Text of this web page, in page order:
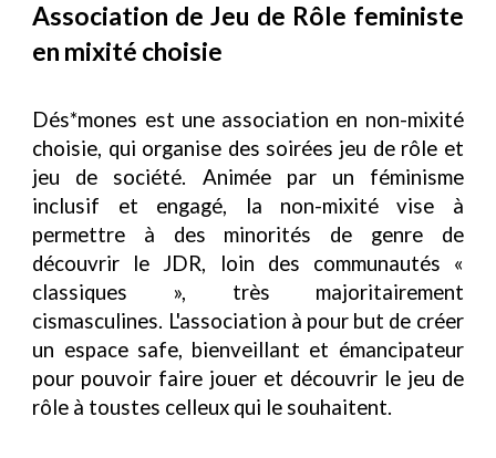
Association de Jeu de Rôle feministe
en mixité choisie
Dés*mones est une association en non-mixité
choisie, qui organise des soirées jeu de rôle et
jeu de société. Animée par un féminisme
inclusif et engagé, la non-mixité vise à
permettre à des minorités de genre de
découvrir le JDR, loin des communautés «
classiques », très majoritairement
cismasculines. L'association à pour but de créer
un espace safe, bienveillant et émancipateur
pour pouvoir faire jouer et découvrir le jeu de
rôle à toustes celleux qui le souhaitent.